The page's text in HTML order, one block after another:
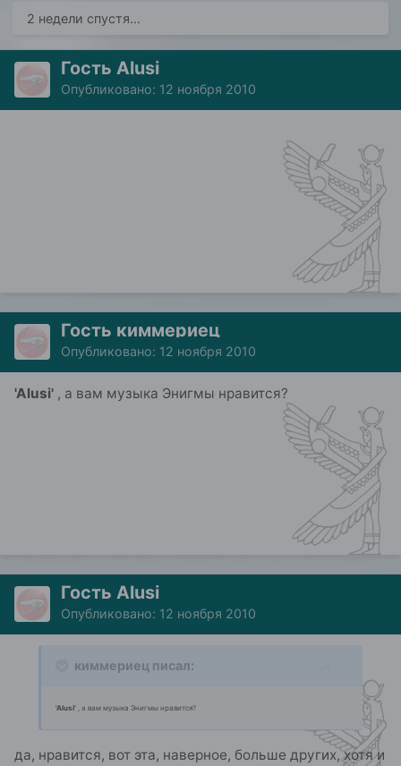
2 недели спустя...
Гость Alusi
Опубликовано: 12 ноября 2010
Гость киммериец
Опубликовано: 12 ноября 2010
'Alusi' , а вам музыка Энигмы нравится?
Гость Alusi
Опубликовано: 12 ноября 2010
киммериец писал:
'Alusi' , а вам музыка Энигмы нравится?
да, нравится, вот эта, наверное, больше других, хотя и